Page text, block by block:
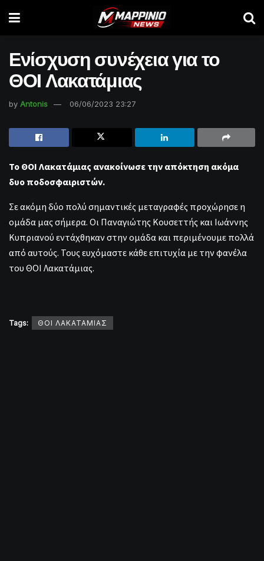
Ενίσχυση συνέχεια για το
ΘΟΙ Λακατάμιας
by Antonis 06/06/2023 23:27
Το ΘΟΙ Λακατάμιας ανακοίνωσε την απόκτηση ακόμα
δυο ποδοσφαιριστών.
Σε ακόμη δύο πολύ σημαντικές μεταγραφές προχώρησε η
ομάδα μας σήμερα. Οι Παναγιώτης Κουσεττής και Ιωάννης
Κυπριανού εντάχθηκαν στην ομάδα και περιμένουμε πολλά
από αυτούς. Τους ευχόμαστε κάθε επιτυχία με την φανέλα
του ΘΟΙ Λακατάμιας.
Tags: ΘΟΙ ΛΑΚΑΤΑΜΙΑΣ